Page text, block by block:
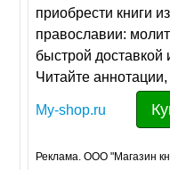
приобрести книги
православии:
быстрой доставкой
Читайте
My-shop.ru
Реклама. ООО "Магазин